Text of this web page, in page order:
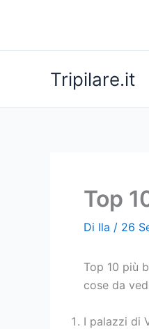
Tripilare.it
Top
Di Ila / 26
Top 10 più
cose da
I palazzi di